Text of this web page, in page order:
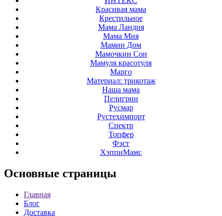
Красивая мама
Крестильное
Мама Ландия
Мама Мия
Мамин Дом
Мамочкин Сон
Мамуля красотуля
Марго
Материал: трикотаж
Наша мама
Пелигрин
Русмар
Рустехимпорт
Спектр
Топфер
Фэст
ХэппиМамс
Основные страницы
Главная
Блог
Доставка